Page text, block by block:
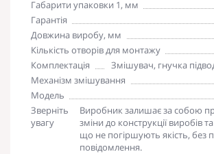
Габарити упаковки 1, мм
Гарантія
Довжина виробу, мм
Кількість отворів для монтажу
Комплектація
Змішувач, гнучка
Механізм змішування
Модель
Зверніть
увагу
Виробник залишає за собою
зміни до конструкції виробів
що не погіршують якість, без
повідомлення.